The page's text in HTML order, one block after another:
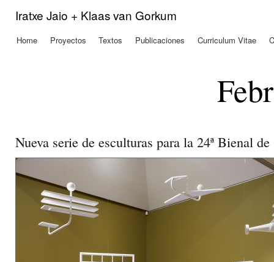
Iratxe Jaio + Klaas van Gorkum
Menú principal
Home Proyectos Textos Publicaciones Curriculum Vitae
Nueva serie de esculturas para la 24ª Bienal